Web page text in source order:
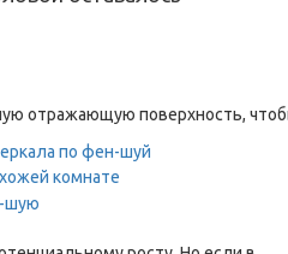
отражающую поверхность,